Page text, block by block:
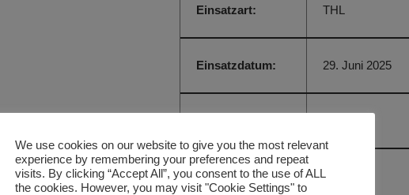
Einsatzart: THL
Einsatzdatum: 29. Juni 2025
Einsatzort: KEH 25
We use cookies on our website to give you the most relevant
experience by remembering your preferences and repeat
visits. By clicking “Accept All”, you consent to the use of ALL
the cookies. However, you may visit "Cookie Settings" to